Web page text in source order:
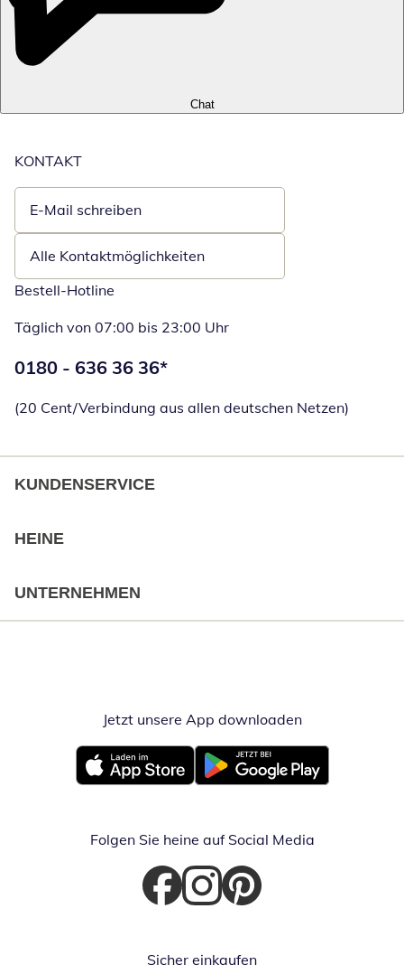
Chat
KONTAKT
E-Mail schreiben
Öffnet E-Mail-Client
Alle Kontaktmöglichkeiten
Bestell-Hotline
Täglich von 07:00 bis 23:00 Uhr
Telefonnummer:
0180 - 636 36 36*
(20 Cent/Verbindung aus allen deutschen Netzen)
KUNDENSERVICE
HEINE
UNTERNEHMEN
Jetzt unsere App downloadenÖffnet in
Öffnet in neuem FensterÖffnet in neuem Fenster
Folgen Sie heine auf Social Media
Öffnet in neuem Fenster
Öffnet in neuem Fenster
Öffnet in neuem Fenster
Sicher einkaufen